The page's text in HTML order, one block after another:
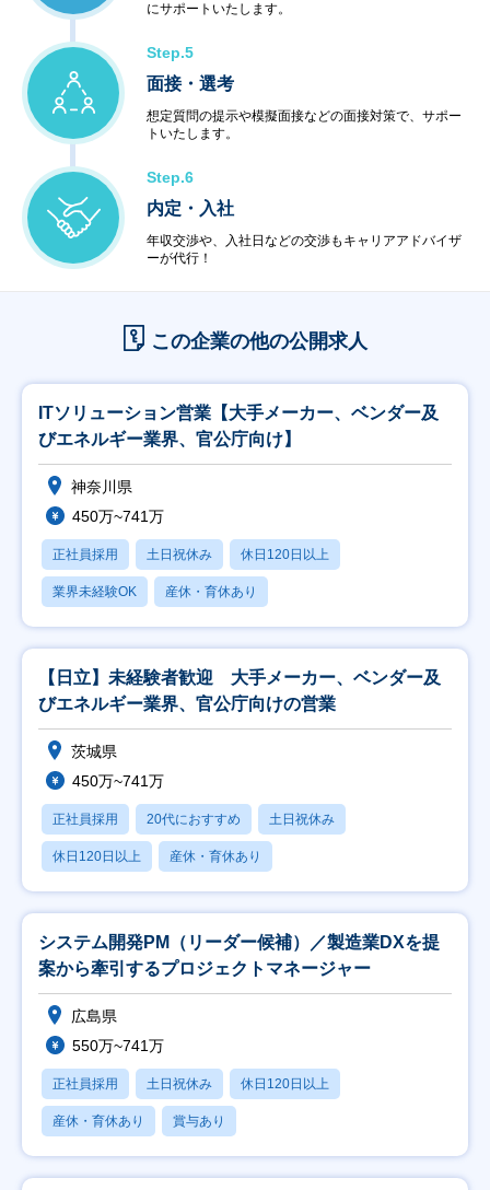
・システム運用サービス
＜コンビニエンスサービス＞
・ハードウェア販売
・ソフトウェア販売
にサポートいたします。
Step.5
面接・選考
想定質問の提示や模擬面接などの面接対策で、サポー
トいたします。
Step.6
内定・入社
年収交渉や、入社日などの交渉もキャリアアドバイザ
ーが代行！
この企業の他の公開求人
ITソリューション営業【大手メーカー、ベンダー及
びエネルギー業界、官公庁向け】
神奈川県
450万~741万
正社員採用 土日祝休み 休日120日以上
業界未経験OK 産休・育休あり
【日立】未経験者歓迎 大手メーカー、ベンダー及
びエネルギー業界、官公庁向けの営業
茨城県
450万~741万
正社員採用 20代におすすめ 土日祝休み
休日120日以上 産休・育休あり
システム開発PM（リーダー候補）／製造業DXを提
案から牽引するプロジェクトマネージャー
広島県
550万~741万
正社員採用 土日祝休み 休日120日以上
産休・育休あり 賞与あり